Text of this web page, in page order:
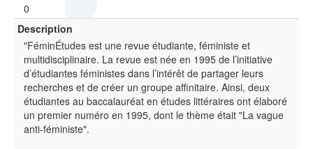
0
Description
"FéminÉtudes est une revue étudiante, féministe et
multidisciplinaire. La revue est née en 1995 de l’initiative
d’étudiantes féministes dans l’intérêt de partager leurs
recherches et de créer un groupe affinitaire. Ainsi, deux
étudiantes au baccalauréat en études littéraires ont élaboré
un premier numéro en 1995, dont le thème était "La vague
anti-féministe".